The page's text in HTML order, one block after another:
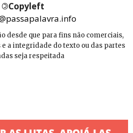
©Copyleft
desde que para fins não comerciais,
a integridade do texto ou das partes
seja respeitada